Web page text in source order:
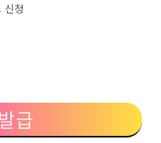
신청
급